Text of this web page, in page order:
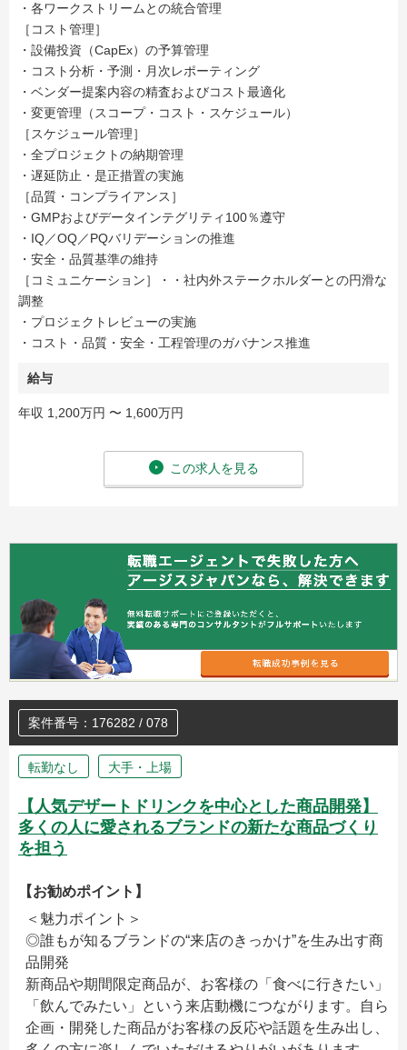
・各ワークストリームとの統合管理
［コスト管理］
・設備投資（CapEx）の予算管理
・コスト分析・予測・月次レポーティング
・ベンダー提案内容の精査およびコスト最適化
・変更管理（スコープ・コスト・スケジュール）
［スケジュール管理］
・全プロジェクトの納期管理
・遅延防止・是正措置の実施
［品質・コンプライアンス］
・GMPおよびデータインテグリティ100％遵守
・IQ／OQ／PQバリデーションの推進
・安全・品質基準の維持
［コミュニケーション］・・社内外ステークホルダーとの円滑な
調整
・プロジェクトレビューの実施
・コスト・品質・安全・工程管理のガバナンス推進
給与
年収 1,200万円 〜 1,600万円
この求人を見る
案件番号：176282 / 078
転勤なし 大手・上場
【人気デザートドリンクを中心とした商品開発】
多くの人に愛されるブランドの新たな商品づくり
を担う
【お勧めポイント】
＜魅力ポイント＞
◎誰もが知るブランドの“来店のきっかけ”を生み出す商
品開発
新商品や期間限定商品が、お客様の「食べに行きたい」
「飲んでみたい」という来店動機につながります。自ら
企画・開発した商品がお客様の反応や話題を生み出し、